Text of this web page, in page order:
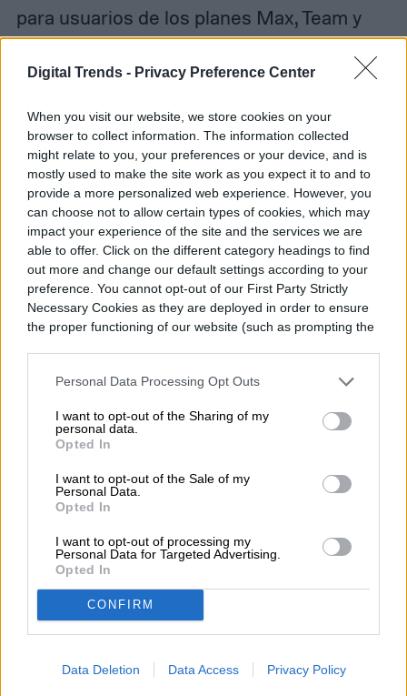
Digital Trends - Privacy Preference Center
When you visit our website, we store cookies on your
browser to collect information. The information collected
might relate to you, your preferences or your device, and is
mostly used to make the site work as you expect it to and to
provide a more personalized web experience. However, you
can choose not to allow certain types of cookies, which may
impact your experience of the site and the services we are
able to offer. Click on the different category headings to find
out more and change our default settings according to your
preference. You cannot opt-out of our First Party Strictly
Necessary Cookies as they are deployed in order to ensure
the proper functioning of our website (such as prompting the
Personal Data Processing Opt Outs
I want to opt-out of the Sharing of my
personal data.
Opted In
I want to opt-out of the Sale of my
Personal Data.
Opted In
I want to opt-out of processing my
Personal Data for Targeted Advertising.
Opted In
CONFIRM
Data Deletion Data Access Privacy Policy
para usuarios de los planes Max, Team y
Code y la plataforma de desarrolladores.
Durante un período introductorio que se
extiende hasta el 31 de agosto de 2026, su
costo será de 2 dólares por millón de
tokens de entrada y 10 dólares por millón
de tokens de salida; posteriormente, los
precios subirán a 3 y 15 dólares
respectivamente.
El movimiento se da en un momento en
que distintas compañías evalúan reducir
gastos en inteligencia artificial, una
tendencia que ha impulsado a algunos
desarrolladores a optar por modelos
chinos de menor costo.
Diego Bastarrica
Senior Editor